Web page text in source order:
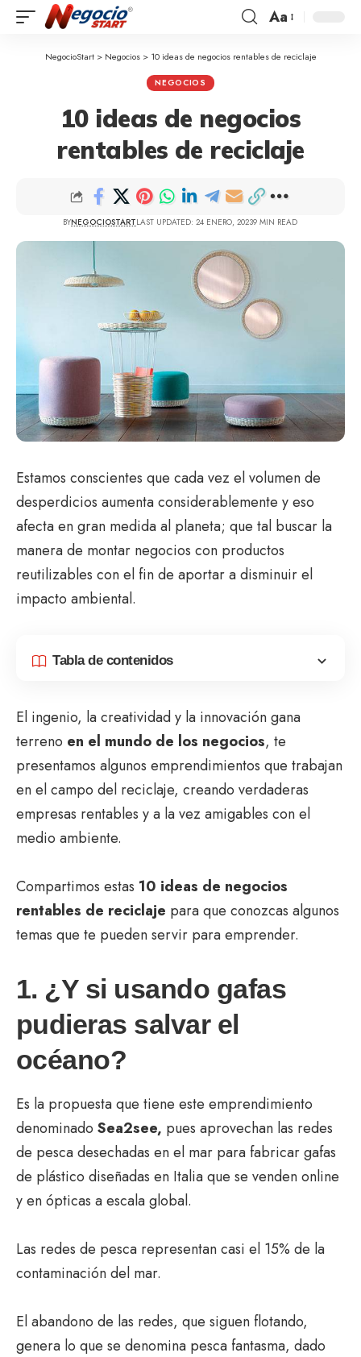
Aa
NegocioStart> Negocios> 10 ideas de negocios rentables de reciclaje
NEGOCIOS
10 ideas de negocios
rentables de reciclaje
BYNEGOCIOSTARTLAST UPDATED: 24 ENERO, 20239 MIN READ
Estamos conscientes que cada vez el volumen de
desperdicios aumenta considerablemente y eso
afecta en gran medida al planeta; que tal buscar la
manera de montar negocios con productos
reutilizables con el fin de aportar a disminuir el
impacto ambiental.
Tabla de contenidos
El ingenio, la creatividad y la innovación gana
terreno en el mundo de los negocios, te
presentamos algunos emprendimientos que trabajan
en el campo del reciclaje, creando verdaderas
empresas rentables y a la vez amigables con el
medio ambiente.
Compartimos estas 10 ideas de negocios
rentables de reciclaje para que conozcas algunos
temas que te pueden servir para emprender.
1. ¿Y si usando gafas
pudieras salvar el
océano?
Es la propuesta que tiene este emprendimiento
denominado Sea2see, pues aprovechan las redes
de pesca desechadas en el mar para fabricar gafas
de plástico diseñadas en Italia que se venden online
y en ópticas a escala global.
Las redes de pesca representan casi el 15% de la
contaminación del mar.
El abandono de las redes, que siguen flotando,
genera lo que se denomina pesca fantasma, dado